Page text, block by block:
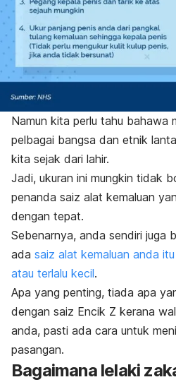
Namun kita perlu tahu bahawa
pelbagai bangsa dan etnik
kita sejak dari lahir.
Jadi, ukuran ini mungkin tidak
penanda saiz alat kemaluan
dengan tepat.
Sebenarnya, anda sendiri juga
ada saiz alat kemaluan anda
atau terlalu kecil.
Apa yang penting, tiada apa
dengan saiz Encik Z kerana
anda, pasti ada cara untuk
pasangan.
Bagaimana lelaki